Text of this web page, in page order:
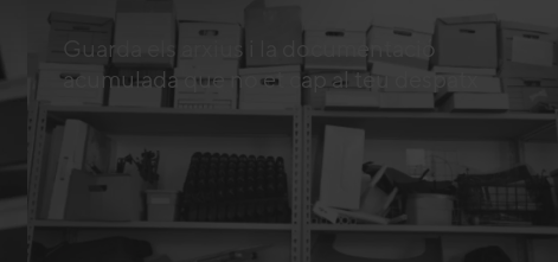
Guarda els arxius i la documentació
acumulada que no et cap al teu despatx